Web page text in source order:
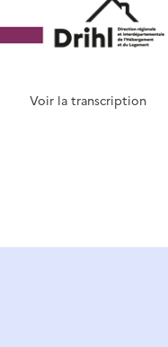
Voir la transcription